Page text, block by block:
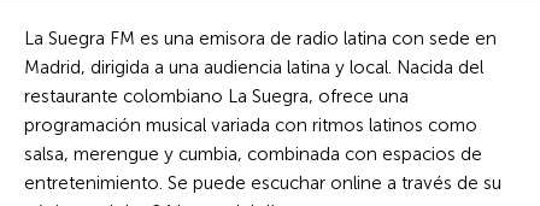
La Suegra FM es una emisora de radio latina con sede en
Madrid, dirigida a una audiencia latina y local. Nacida del
restaurante colombiano La Suegra, ofrece una
programación musical variada con ritmos latinos como
salsa, merengue y cumbia, combinada con espacios de
entretenimiento. Se puede escuchar online a través de su